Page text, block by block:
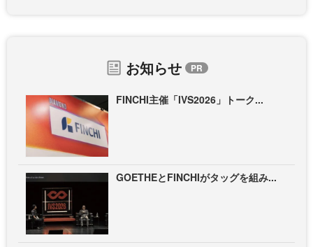
お知らせ
FINCHI主催「IVS2026」トーク...
GOETHEとFINCHIがタッグを組み...